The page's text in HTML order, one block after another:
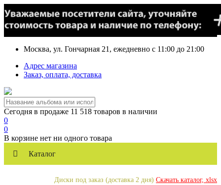
Москва, ул. Гончарная 21, ежедневно с 11:00 до 21:00
Адрес магазина
Заказ, оплата, доставка
Сегодня в продаже 11 518 товаров в наличии
0
0
В корзине нет ни одного товара
Каталог
Диски под заказ (доставка 2 дня) Скачать каталог, xlsx